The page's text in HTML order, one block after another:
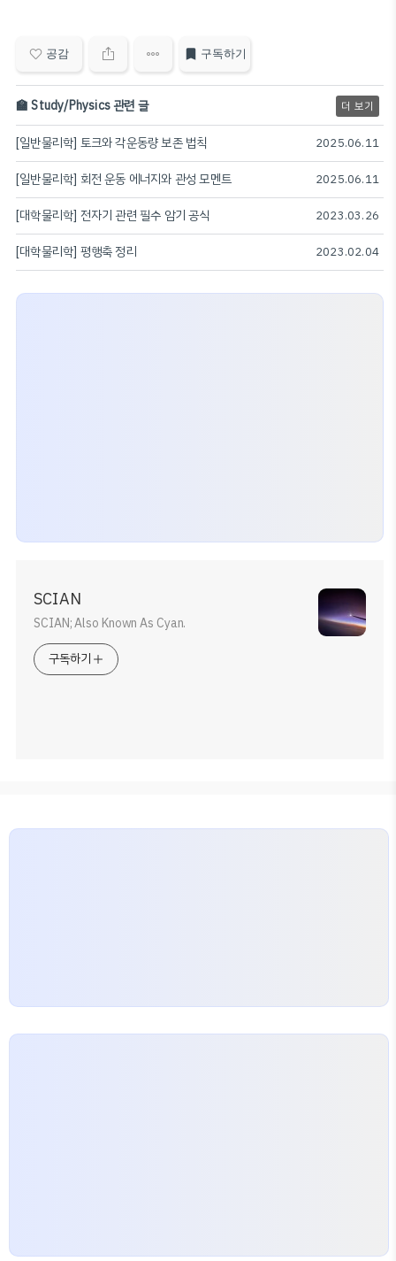
공감 구독하기
🏫 Study/Physics 관련 글 더 보기
[일반물리학] 토크와 각운동량 보존 법칙 2025.06.11
[일반물리학] 회전 운동 에너지와 관성 모멘트 2025.06.11
[대학물리학] 전자기 관련 필수 암기 공식 2023.03.26
[대학물리학] 평행축 정리 2023.02.04
SCIAN
SCIAN; Also Known As Cyan.
구독하기